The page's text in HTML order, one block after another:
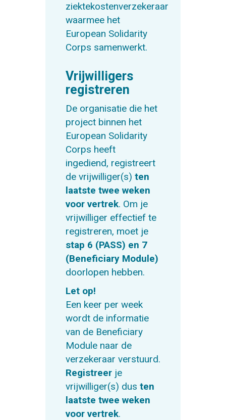
ziektekostenverzekeraar
waarmee het
European Solidarity
Corps samenwerkt.
Vrijwilligers
registreren
De organisatie die het
project binnen het
European Solidarity
Corps heeft
ingediend, registreert
de vrijwilliger(s) ten
laatste twee weken
voor vertrek. Om je
vrijwilliger effectief te
registreren, moet je
stap 6 (PASS) en 7
(Beneficiary Module)
doorlopen hebben.
Let op!
Een keer per week
wordt de informatie
van de Beneficiary
Module naar de
verzekeraar verstuurd.
Registreerje
vrijwilliger(s) dus ten
laatste twee weken
voor vertrek.